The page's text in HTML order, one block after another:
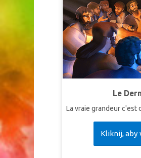
Le
La vraie grandeur c'est
Kliknij, aby